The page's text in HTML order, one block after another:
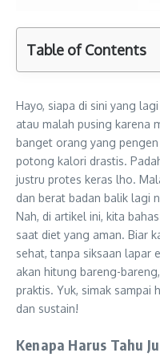
Table of Contents
Hayo, siapa di sini yang
atau malah pusing karena
banget orang yang
potong kalori drastis.
justru protes keras lho.
dan berat badan balik lagi
Nah, di artikel ini, kita
saat diet yang aman. Biar
sehat, tanpa siksaan lapar
akan hitung bareng-
praktis. Yuk, simak sampai
dan sustain!
Kenapa Harus Tahu